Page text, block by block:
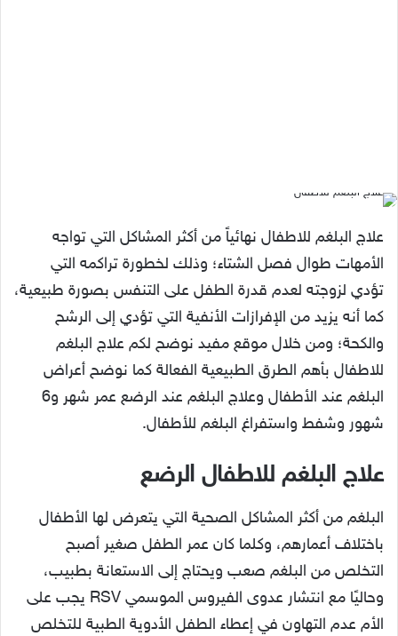
علاج البلغم للاطفال نهائياً من أكثر المشاكل التي تواجه
الأمهات طوال فصل الشتاء؛ وذلك لخطورة تراكمه التي
تؤدي لزوجته لعدم قدرة الطفل على التنفس بصورة طبيعية،
كما أنه يزيد من الإفرازات الأنفية التي تؤدي إلى الرشح
والكحة؛ ومن خلال موقع مفيد نوضح لكم علاج البلغم
للاطفال بأهم الطرق الطبيعية الفعالة كما نوضح أعراض
البلغم عند الأطفال وعلاج البلغم عند الرضع عمر شهر و6
شهور وشفط واستفراغ البلغم للأطفال.
علاج البلغم للاطفال الرضع
البلغم من أكثر المشاكل الصحية التي يتعرض لها الأطفال
باختلاف أعمارهم، وكلما كان عمر الطفل صغير أصبح
التخلص من البلغم صعب ويحتاج إلى الاستعانة بطبيب،
وحاليًا مع انتشار عدوى الفيروس الموسمي RSV يجب على
الأم عدم التهاون في إعطاء الطفل الأدوية الطبية للتخلص